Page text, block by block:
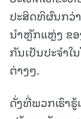
ປະສິດທິຜົນກວ່
ນໍາຫຼັກແຫຼ່ງ ຂອ
ກັນເປັນປະຈໍາໃ
ຕ່າງໆ.
ດັ່ງທີ່ພວກເຮົາ